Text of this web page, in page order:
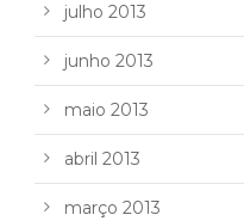
julho 2013
junho 2013
maio 2013
abril 2013
março 2013